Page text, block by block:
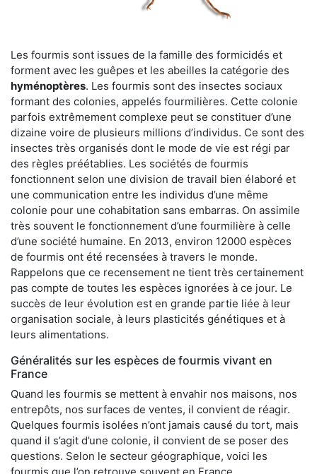
Les fourmis sont issues de la famille des formicidés et
forment avec les guêpes et les abeilles la catégorie des
hyménoptères. Les fourmis sont des insectes sociaux
formant des colonies, appelés fourmilières. Cette colonie
parfois extrêmement complexe peut se constituer d’une
dizaine voire de plusieurs millions d’individus. Ce sont des
insectes très organisés dont le mode de vie est régi par
des règles préétablies. Les sociétés de fourmis
fonctionnent selon une division de travail bien élaboré et
une communication entre les individus d’une même
colonie pour une cohabitation sans embarras. On assimile
très souvent le fonctionnement d’une fourmilière à celle
d’une société humaine. En 2013, environ 12000 espèces
de fourmis ont été recensées à travers le monde.
Rappelons que ce recensement ne tient très certainement
pas compte de toutes les espèces ignorées à ce jour. Le
succès de leur évolution est en grande partie liée à leur
organisation sociale, à leurs plasticités génétiques et à
leurs alimentations.
Généralités sur les espèces de fourmis vivant en
France
Quand les fourmis se mettent à envahir nos maisons, nos
entrepôts, nos surfaces de ventes, il convient de réagir.
Quelques fourmis isolées n’ont jamais causé du tort, mais
quand il s’agit d’une colonie, il convient de se poser des
questions. Selon le secteur géographique, voici les